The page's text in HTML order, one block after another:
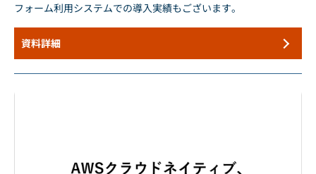
資料詳細
フォーム利用システムでの導入実績もございます。